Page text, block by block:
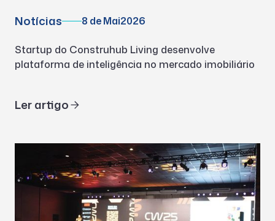
Notícias 8 de Mai2026
Startup do Construhub Living desenvolve
plataforma de inteligência no mercado imobiliário
Ler artigo